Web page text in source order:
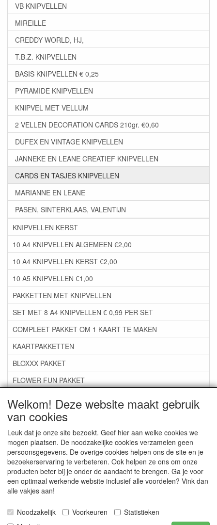
Welkom! Deze website maakt gebruik
van cookies
Leuk dat je onze site bezoekt. Geef hier aan welke cookies we
mogen plaatsen. De noodzakelijke cookies verzamelen geen
persoonsgegevens. De overige cookies helpen ons de site en je
bezoekerservaring te verbeteren. Ook helpen ze ons om onze
producten beter bij je onder de aandacht te brengen. Ga je voor
een optimaal werkende website inclusief alle voordelen? Vink dan
alle vakjes aan!
Noodzakelijk Voorkeuren
Statistieken
VB KNIPVELLEN
MIREILLE
CREDDY WORLD, HJ,
T.B.Z. KNIPVELLEN
BASIS KNIPVELLEN € 0,25
PYRAMIDE KNIPVELLEN
KNIPVEL MET VELLUM
2 VELLEN DECORATION CARDS 210gr. €0,60
DUFEX EN VINTAGE KNIPVELLEN
JANNEKE EN LEANE CREATIEF KNIPVELLEN
CARDS EN TASJES KNIPVELLEN
MARIANNE EN LEANE
PASEN, SINTERKLAAS, VALENTIJN
KNIPVELLEN KERST
10 A4 KNIPVELLEN ALGEMEEN €2,00
10 A4 KNIPVELLEN KERST €2,00
10 A5 KNIPVELLEN €1,00
PAKKETTEN MET KNIPVELLEN
SET MET 8 A4 KNIPVELLEN € 0,99 PER SET
COMPLEET PAKKET OM 1 KAART TE MAKEN
KAARTPAKKETTEN
BLOXXX PAKKET
FLOWER FUN PAKKET
***GROEP 06*** TAPE/LIJM SNIJMALLEN STEMPELS
***GROEP 07*** KAARTEN +SCRAP TOEBEHOREN
***GROEP 08*** TEKENEN EN KLEUREN, GELPEN,MARKER
***GROEP 09*** KRALEN EN TOEBEHOREN
***GROEP 10*** WENSKAARTEN MET ENV. €0,75
Service
Artikelgroepen